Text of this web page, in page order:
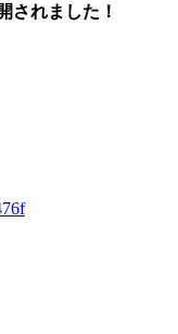
されました！